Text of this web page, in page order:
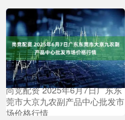
尚竞配资 2025年6月7日广东东
莞市大京九农副产品中心批发市
场价格行情